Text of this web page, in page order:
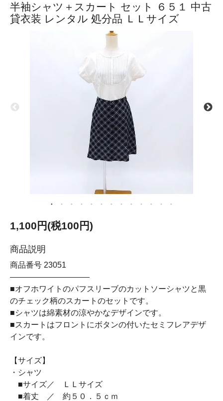
半袖シャツ＋スカート セット ６５１ 中古
貸衣装 レンタル 処分品 ＬＬサイズ
1,100円(税100円)
商品説明
商品番号 23051
――――――――――
■オフホワイトのパフスリーブのカットソーシャツと黒
のチェック柄のスカートのセットです。
■シャツは綿素材の涼やかなデザインです。
■スカートはフロントにボタンの付いたセミフレアデザ
インです。
【サイズ】
・シャツ
■サイズ／ ＬＬサイズ
■着丈 ／ 約５０．５ｃｍ